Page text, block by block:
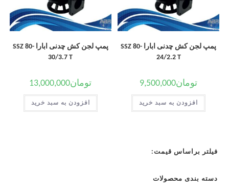
پمپ لجن کش چدنی ابارا SSZ 80-
24/2.2 T
تومان9,500,000
افزودن به سبد خرید
پمپ لجن کش چدنی ابارا SSZ 80-
30/3.7 T
تومان13,000,000
افزودن به سبد خرید
فیلتر براساس قیمت:
دسته بندی محصولات